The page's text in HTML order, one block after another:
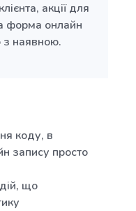
акції для
форма онлайн
з наявною.
коду, в
запису просто
що